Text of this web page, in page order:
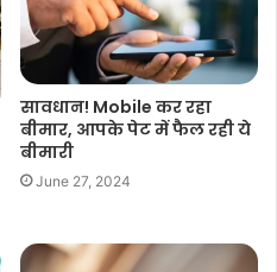
सावधान! Mobile कर रहा
बीमार, आपके पेट में फैल रही ये
बीमारी
June 27, 2024